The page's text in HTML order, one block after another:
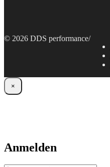
© 2026 DDS performance/
×
Anmelden